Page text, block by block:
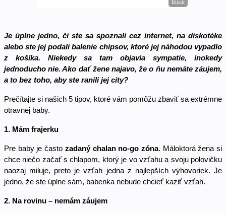
Je úplne jedno, či ste sa spoznali cez internet, na diskotéke
alebo ste jej podali balenie chipsov, ktoré jej náhodou vypadlo
z košíka. Niekedy sa tam objavia sympatie, inokedy
jednoducho nie. Ako dať žene najavo, že o ňu nemáte záujem,
a to bez toho, aby ste ranili jej city?
Prečítajte si našich 5 tipov, ktoré vám pomôžu zbaviť sa extrémne
otravnej baby.
1. Mám frajerku
Pre baby je často zadaný chalan no-go zóna. Máloktorá žena si
chce niečo začať s chlapom, ktorý je vo vzťahu a svoju polovičku
naozaj miluje, preto je vzťah jedna z najlepších výhovoriek. Je
jedno, že ste úplne sám, babenka nebude chcieť kaziť vzťah.
2. Na rovinu – nemám záujem